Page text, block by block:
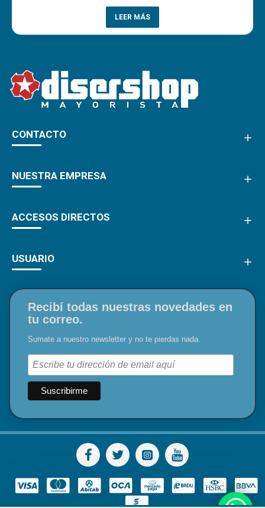
LEER MÁS
CONTACTO
NUESTRA EMPRESA
ACCESOS DIRECTOS
USUARIO
Recibí todas nuestras novedades en
tu correo.
Sumate a nuestro newsletter y no te pierdas nada.